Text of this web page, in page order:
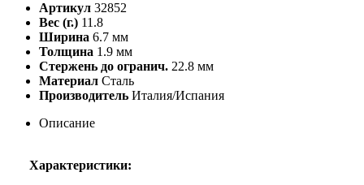
Артикул 32852
Вес (г.) 11.8
Ширина 6.7 мм
Толщина 1.9 мм
Стержень до огранич. 22.8 мм
Материал Сталь
Производитель Италия/Испания
Описание
Характеристики: